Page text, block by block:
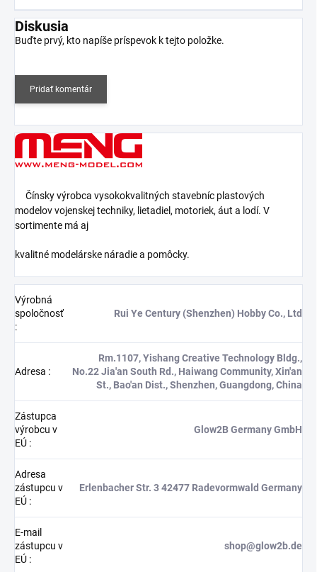
Diskusia
Buďte prvý, kto napíše príspevok k tejto položke.
Pridať komentár
Čínsky výrobca vysokokvalitných stavebníc plastových
modelov vojenskej techniky, lietadiel, motoriek, áut a lodí. V
sortimente má aj
kvalitné modelárske náradie a pomôcky.
Výrobná
spoločnosť
:
Rui Ye Century (Shenzhen) Hobby Co., Ltd
Adresa :
Rm.1107, Yishang Creative Technology Bldg.,
No.22 Jia'an South Rd., Haiwang Community, Xin'an
St., Bao'an Dist., Shenzhen, Guangdong, China
Zástupca
výrobcu v
EÚ :
Glow2B Germany GmbH
Adresa
zástupcu v
EÚ :
Erlenbacher Str. 3 42477 Radevormwald Germany
E-mail
zástupcu v
EÚ :
shop@glow2b.de